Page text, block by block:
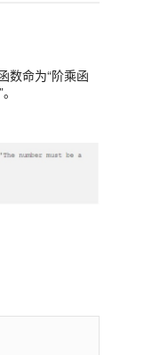
数命为“阶乘函